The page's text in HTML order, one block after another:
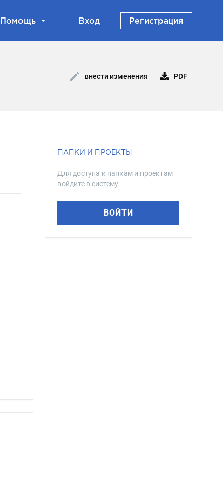
Помощь Вход Регистрация
внести изменения PDF
ПАПКИ И ПРОЕКТЫ
Для доступа к папкам и проектам
войдите в систему
ВОЙТИ